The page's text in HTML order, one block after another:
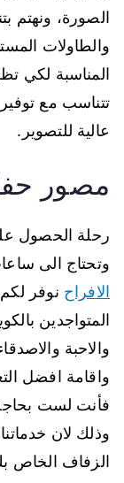
الصورة، ونهتم
والطاولات
المناسبة لكي
تتناسب مع
عالية للتصوير.
مصور
رحلة الحصول
وتحتاج الى
الافراح نوفر
المتواجدين
والاحبة
واقامة افضل
فأنت لست بحاجة
وذلك لان
الزفاف الخاص